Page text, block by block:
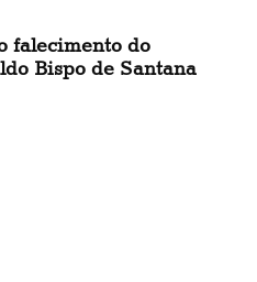
falecimento do
Bispo de Santana